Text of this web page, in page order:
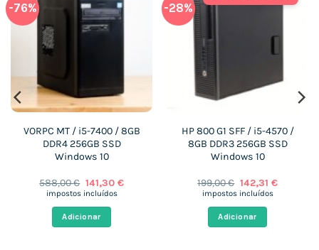
-76%
VORPC MT / i5-7400 / 8GB
DDR4 256GB SSD
Windows 10
588,00€ O
preço
588,00 €.
141,30 €O
impostos incluídos
Adicionar
-28%
HP 800 G1 SFF / i5-4570 /
8GB DDR3 256GB SSD
Windows 10
199,00€ O
preço
199,00 €.
142,31 €O
impostos incluídos
Adicionar